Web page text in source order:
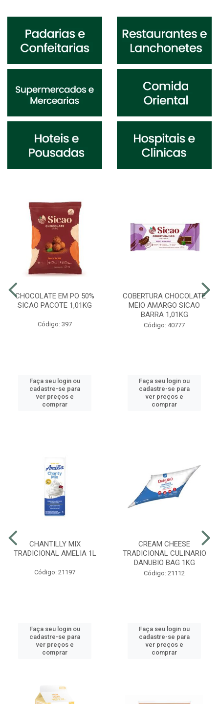
CHOCOLATE EM PO 50%
SICAO PACOTE 1,01KG
Código: 397
Faça seu login ou
cadastre-se para
ver preços e
comprar
COBERTURA CHOCOLATE
MEIO AMARGO SICAO
BARRA 1,01KG
Código: 40777
Faça seu login ou
cadastre-se para
ver preços e
comprar
CHANTILLY MIX
TRADICIONAL AMELIA 1L
Código: 21197
Faça seu login ou
cadastre-se para
ver preços e
comprar
CREAM CHEESE
TRADICIONAL CULINARIO
DANUBIO BAG 1KG
Código: 21112
Faça seu login ou
cadastre-se para
ver preços e
comprar